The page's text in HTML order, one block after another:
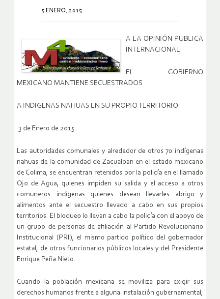
5 ENERO, 2015
A LA OPINIÓN PUBLICA
INTERNACIONAL
EL GOBIERNO
MEXICANO MANTIENE SECUESTRADOS
A INDIGENAS NAHUAS EN SU PROPIO TERRITORIO
3 de Enero de 2015
Las autoridades comunales y alrededor de otros 70 indígenas
nahuas de la comunidad de Zacualpan en el estado mexicano
de Colima, se encuentran retenidos por la policía en el llamado
Ojo de Agua, quienes impiden su salida y el acceso a otros
comuneros indígenas quienes desean llevarles abrigo y
alimentos ante el secuestro llevado a cabo en sus propios
territorios. El bloqueo lo llevan a cabo la policía con el apoyo de
un grupo de personas de afiliación al Partido Revolucionario
Institucional (PRI), el mismo partido político del gobernador
estatal, de otros funcionarios públicos locales y del Presidente
Enrique Peña Nieto.
Cuando la población mexicana se moviliza para exigir sus
derechos humanos frente a alguna instalación gubernamental,